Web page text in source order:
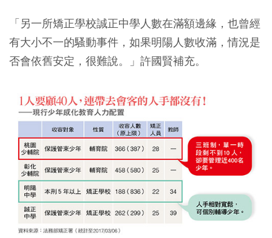
「另一所矯正學校誠正中學人數在滿額邊緣，也曾經
有大小不一的騷動事件，如果明陽人數收滿，情況是
否會依舊安定，很難說。」許國賢補充。